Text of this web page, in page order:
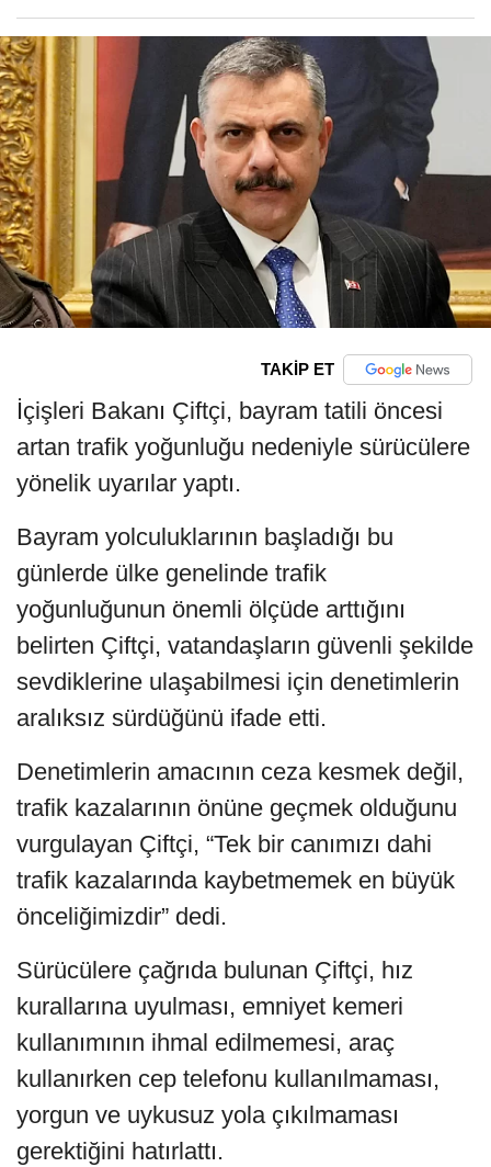
TAKİP ET
İçişleri Bakanı Çiftçi, bayram tatili öncesi
artan trafik yoğunluğu nedeniyle sürücülere
yönelik uyarılar yaptı.
Bayram yolculuklarının başladığı bu
günlerde ülke genelinde trafik
yoğunluğunun önemli ölçüde arttığını
belirten Çiftçi, vatandaşların güvenli şekilde
sevdiklerine ulaşabilmesi için denetimlerin
aralıksız sürdüğünü ifade etti.
Denetimlerin amacının ceza kesmek değil,
trafik kazalarının önüne geçmek olduğunu
vurgulayan Çiftçi, “Tek bir canımızı dahi
trafik kazalarında kaybetmemek en büyük
önceliğimizdir” dedi.
Sürücülere çağrıda bulunan Çiftçi, hız
kurallarına uyulması, emniyet kemeri
kullanımının ihmal edilmemesi, araç
kullanırken cep telefonu kullanılmaması,
yorgun ve uykusuz yola çıkılmaması
gerektiğini hatırlattı.